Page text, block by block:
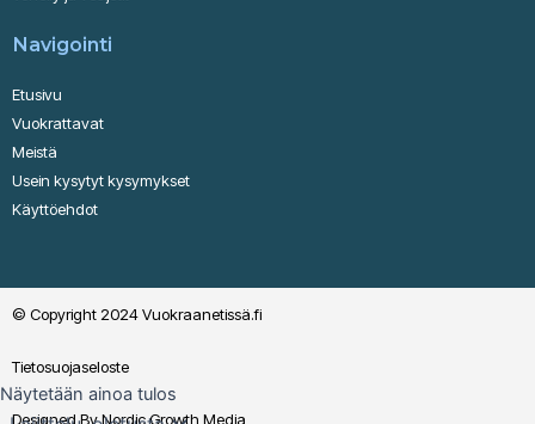
Näytetään ainoa tulos
Navigointi
Etusivu
Vuokrattavat
Meistä
Usein kysytyt kysymykset
Käyttöehdot
© Copyright 2024 Vuokraanetissä.fi
Tietosuojaseloste
Designed By Nordic Growth Media